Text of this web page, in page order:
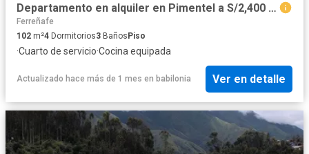
Departamento en alquiler en Pimentel a S/2,400 al mes
Ferreñafe
102 m²4 Dormitorios3 BañosPiso
·Cuarto de servicio·Cocina equipada
Actualizado hace más de 1 mes en babilonia Ver en detalle